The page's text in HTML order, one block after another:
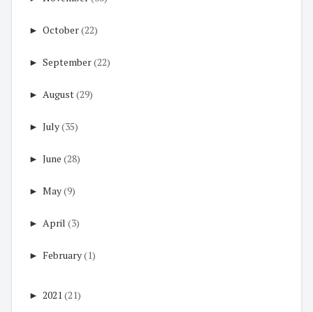
► October(22)
► September(22)
► August(29)
► July(35)
► June (28)
► May(9)
► April (3)
► February(1)
► 2021 (21)